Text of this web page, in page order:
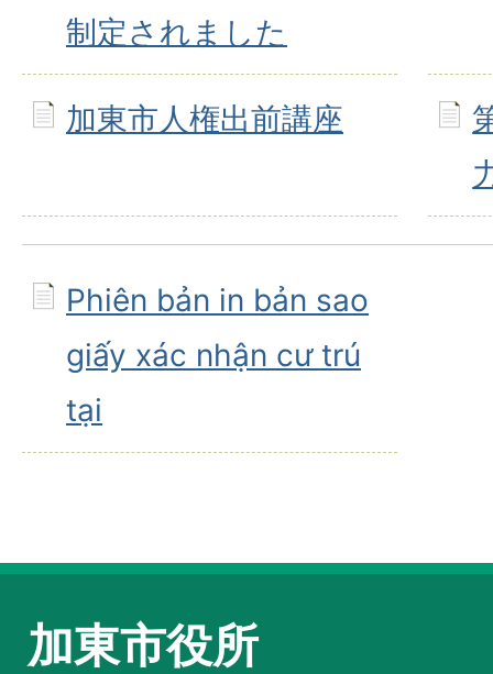
制定されました
加東市人権出前講座
Phiên bản in bản sao
giấy xác nhận cư trú
tại
加東市役所